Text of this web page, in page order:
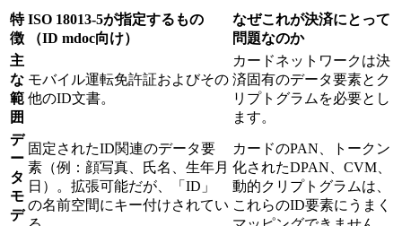
特
徴
ISO 18013-5が指定するもの
（ID mdoc向け）
なぜこれが決済にとって
問題なのか
主
な
範
囲
モバイル運転免許証およびその
他のID文書。
カードネットワークは決
済固有のデータ要素とク
リプトグラムを必要とし
ます。
デ
ー
タ
モ
デ
固定されたID関連のデータ要
素（例：顔写真、氏名、生年月
日）。拡張可能だが、「ID」
の名前空間にキー付けされてい
カードのPAN、トークン
化されたDPAN、CVM、
動的クリプトグラムは、
これらのID要素にうまく